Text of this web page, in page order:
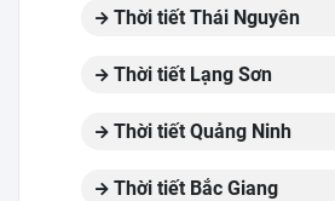
Thời tiết Thái Nguyên
Thời tiết Lạng Sơn
Thời tiết Quảng Ninh
Thời tiết Bắc Giang